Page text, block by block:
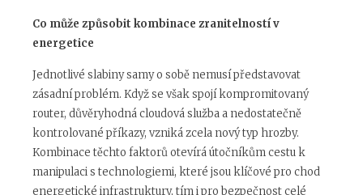
Co může způsobit kombinace zranitelností v
energetice
Jednotlivé slabiny samy o sobě nemusí představovat
zásadní problém. Když se však spojí kompromitovaný
router, důvěryhodná cloudová služba a nedostatečně
kontrolované příkazy, vzniká zcela nový typ hrozby.
Kombinace těchto faktorů otevírá útočníkům cestu k
manipulaci s technologiemi, které jsou klíčové pro chod
energetické infrastruktury, tím i pro bezpečnost celé